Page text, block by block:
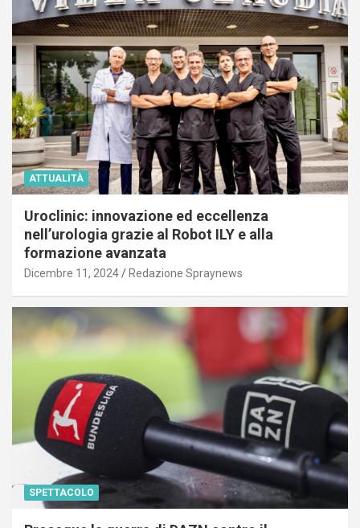
ATTUALITÀ
Uroclinic: innovazione ed eccellenza
nell’urologia grazie al Robot ILY e alla
formazione avanzata
Dicembre 11, 2024 Redazione Spraynews
SPETTACOLO